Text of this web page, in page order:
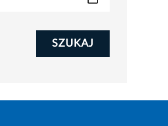
SZUKAJ